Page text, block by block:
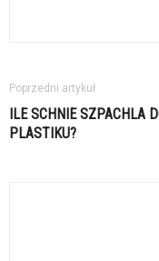
Poprzedni artykuł
ILE SCHNIE SZPACHLA
PLASTIKU?